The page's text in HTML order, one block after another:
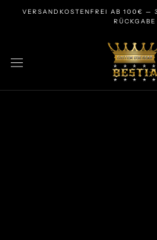
VERSANDKOSTENFREI AB 100€ —
RÜCKGABE